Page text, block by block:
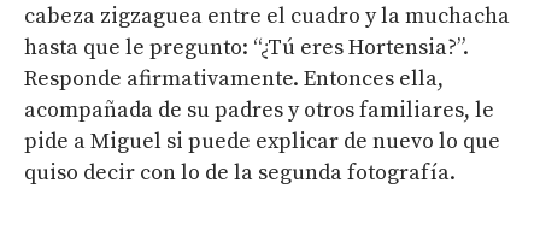
cabeza zigzaguea entre el cuadro y la muchacha
hasta que le pregunto: “¿Tú eres Hortensia?”.
Responde afirmativamente. Entonces ella,
acompañada de su padres y otros familiares, le
pide a Miguel si puede explicar de nuevo lo que
quiso decir con lo de la segunda fotografía.